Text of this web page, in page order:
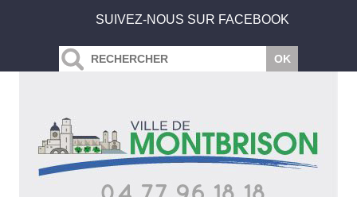
SUIVEZ-NOUS SUR FACEBOOK